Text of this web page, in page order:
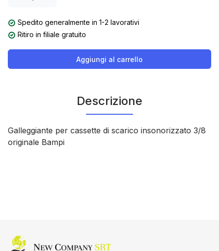
Spedito generalmente in 1-2 lavorativi
Ritiro in filiale gratuito
Aggiungi al carrello
Descrizione
Galleggiante per cassette di scarico insonorizzato 3/8
originale Bampi
Home page